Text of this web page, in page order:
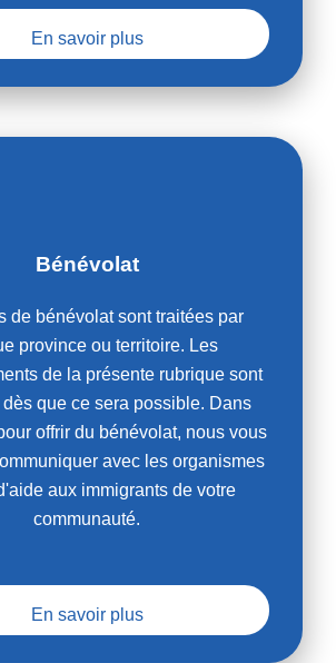
En savoir plus
Bénévolat
de bénévolat sont traitées par
province ou territoire. Les
de la présente rubrique sont
dès que ce sera possible. Dans
offrir du bénévolat, nous vous
avec les organismes
aux immigrants de votre
communauté.
En savoir plus